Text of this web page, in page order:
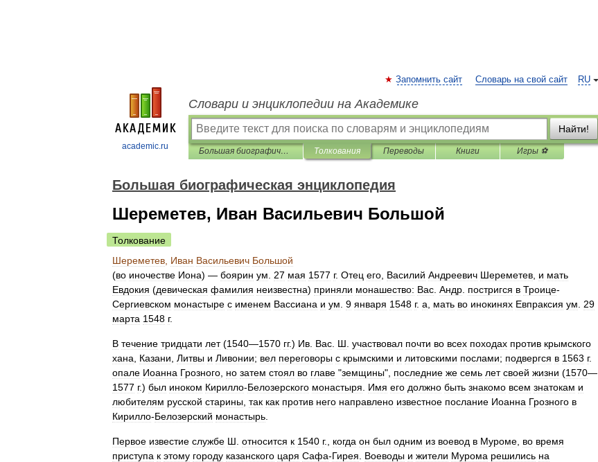
academic.ru
RU
Запомнить сайт Словарь на свой сайт
Словари и энциклопедии на Академике
Найти!
Большая биографическая энциклопедия Толкования Переводы Книги Игры ⚽
Большая биографическая энциклопедия
Шереметев, Иван Васильевич Большой
Толкование
Шереметев Иван Васильевич Большой
(во иночестве Иона) — боярин ум 27 мая 1577 г. Отец его Василий Андреевич Шереметев и мать
Евдокия (девическая фамилия неизвестна) приняли монашество: Вас Андр постригся в Троице-
Сергиевском монастыре с именем Вассиана и ум 9 января 1548 г. а мать во инокинях Евпраксия ум
29
марта 1548 г.
В течение тридцати лет(1540—1570 гг.) Ив Вас Ш участвовал почти во всех походах против крымского
хана
Казани Литвы и Ливонии; вел переговоры с крымскими и литовскими послами; подвергся в 1563 г.
опале Иоанна Грозного но затем стоял во главе "земщины", последние же семь лет своей жизни (1570—
1577 г.) был иноком Кирилло-Белозерского монастыря Имя его должно быть знакомо всем знатокам и
любителям русской старины так как против него направлено известное послание Иоанна Грозного в
Кирилло-Белозерский монастырь
Первое известие службе Ш относится к 1540 г., когда он был одним из воевод в Муроме во время
приступа к этому городу казанского царя Сафа-Гирея Воеводы и жители Мурома решились на